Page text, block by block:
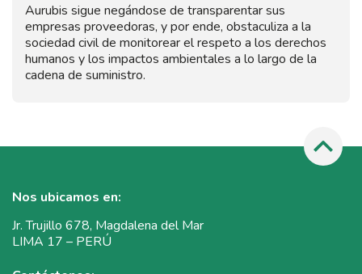
Aurubis sigue negándose de transparentar sus
empresas proveedoras, y por ende, obstaculiza a la
sociedad civil de monitorear el respeto a los derechos
humanos y los impactos ambientales a lo largo de la
cadena de suministro.
Nos ubicamos en:
Jr. Trujillo 678, Magdalena del Mar
LIMA 17 – PERÚ